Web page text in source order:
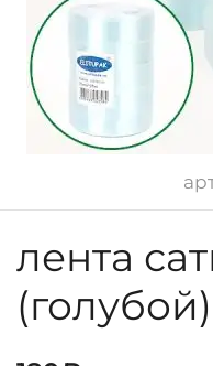
лента
(голубой)